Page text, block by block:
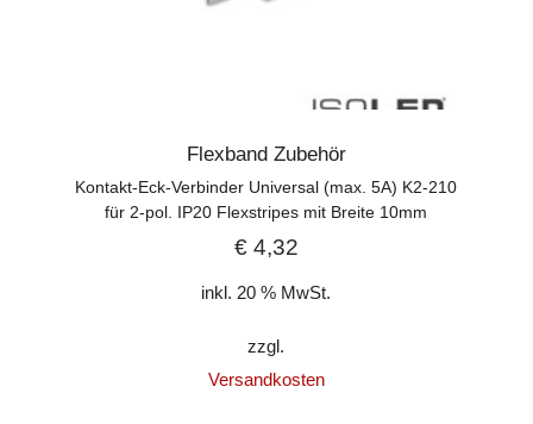
Flexband Zubehör
Kontakt-Eck-Verbinder Universal (max. 5A) K2-210
für 2-pol. IP20 Flexstripes mit Breite 10mm
€4,32
inkl. 20 % MwSt.
zzgl.
Versandkosten